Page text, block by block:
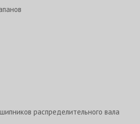
распределительного вала